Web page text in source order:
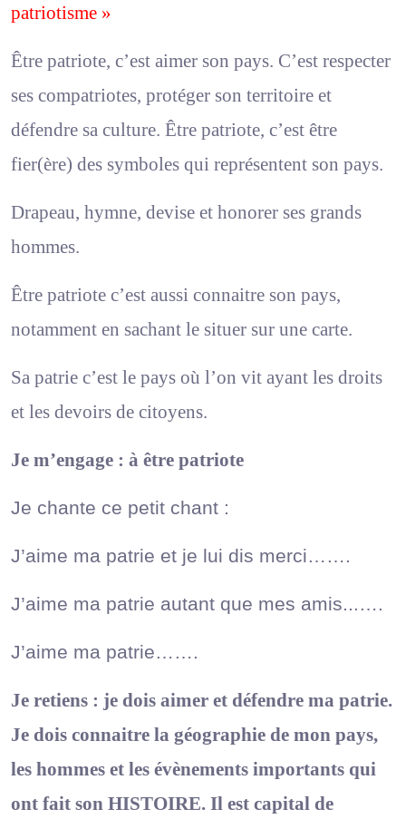
patriotisme »
Être patriote, c’est aimer son pays. C’est respecter
ses compatriotes, protéger son territoire et
défendre sa culture. Être patriote, c’est être
fier(ère) des symboles qui représentent son pays.
Drapeau, hymne, devise et honorer ses grands
hommes.
Être patriote c’est aussi connaitre son pays,
notamment en sachant le situer sur une carte.
Sa patrie c’est le pays où l’on vit ayant les droits
et les devoirs de citoyens.
Je m’engage : à être patriote
Je chante ce petit chant :
J’aime ma patrie et je lui dis merci…….
J’aime ma patrie autant que mes amis...….
J’aime ma patrie…….
Je retiens : je dois aimer et défendre ma patrie.
Je dois connaitre la géographie de mon pays,
les hommes et les évènements importants qui
ont fait son HISTOIRE. Il est capital de